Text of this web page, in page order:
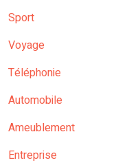
Sport
Voyage
Téléphonie
Automobile
Ameublement
Entreprise